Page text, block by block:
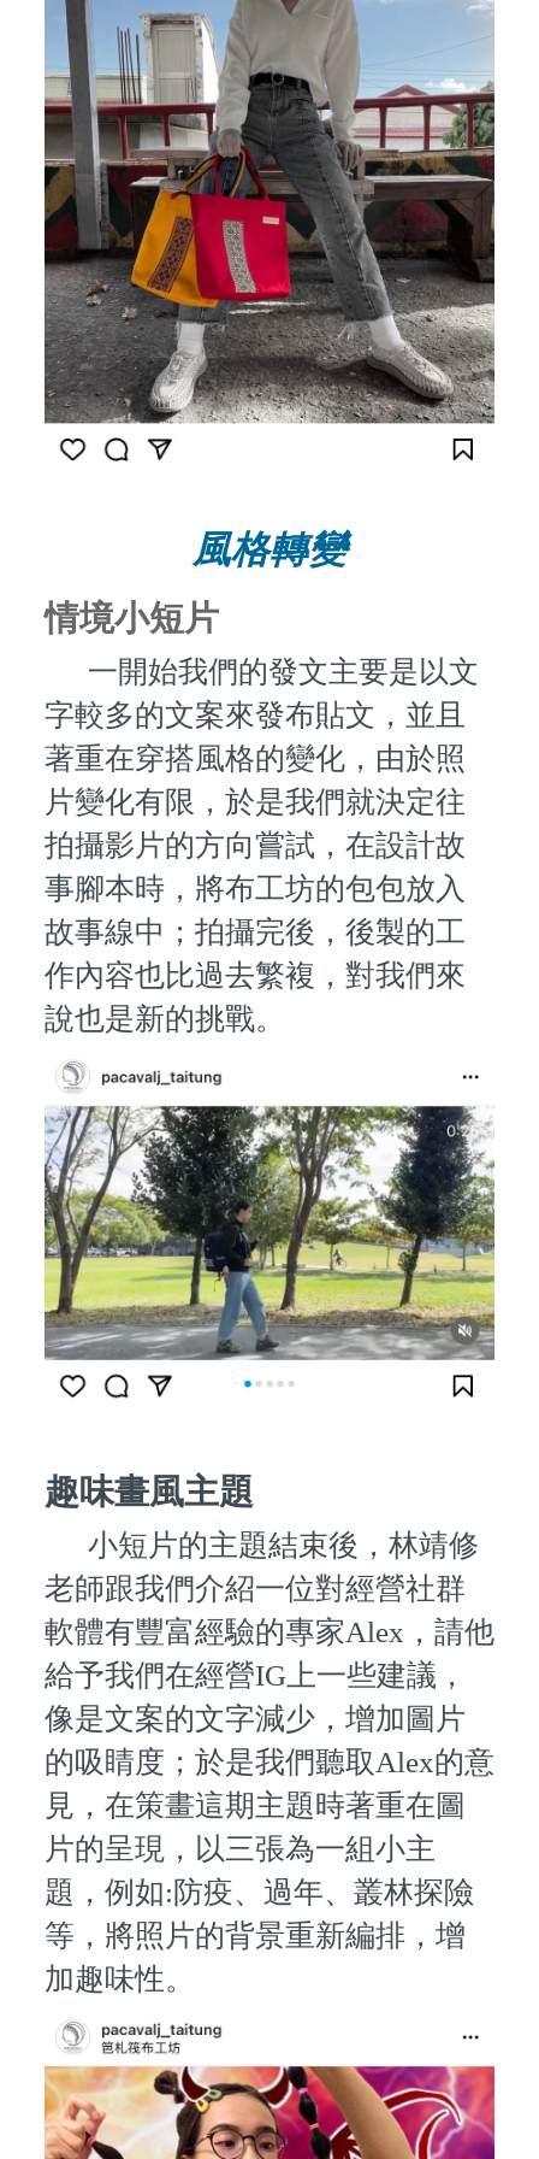
風格轉變
情境小短片
一開始我們的發文主要是以文
字較多的文案來發布貼文，並且
著重在穿搭風格的變化，由於照
片變化有限，於是我們就決定往
拍攝影片的方向嘗試，在設計故
事腳本時，將布工坊的包包放入
故事線中；拍攝完後，後製的工
作內容也比過去繁複，對我們來
說也是新的挑戰。
趣味畫風主題
小短片的主題結束後，林靖修
老師跟我們介紹一位對經營社群
軟體有豐富經驗的專家Alex，請他
給予我們在經營IG上一些建議，
像是文案的文字減少，增加圖片
的吸睛度；於是我們聽取Alex的意
見，在策畫這期主題時著重在圖
片的呈現，以三張為一組小主
題，例如:防疫、過年、叢林探險
等，將照片的背景重新編排，增
加趣味性。